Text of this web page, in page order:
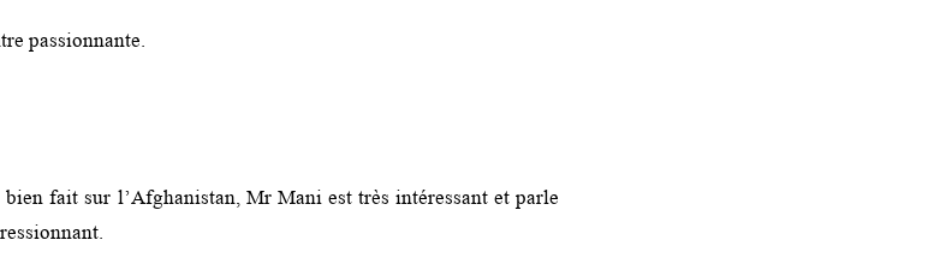
passionnante.
bien fait sur l’Afghanistan, Mr Mani est très intéressant et parle